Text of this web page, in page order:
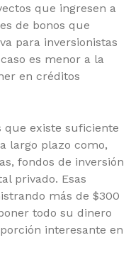
que ingresen a
de bonos que
para inversionistas
es menor a la
en créditos
que existe suficiente
largo plazo como,
fondos de inversión
privado. Esas
más de $300
todo su dinero
interesante en